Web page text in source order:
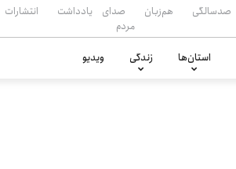
صدسالگی هم‌زبان
صدای
مردم
یادداشت انتشارات
استان‌ها زندگی ویدیو